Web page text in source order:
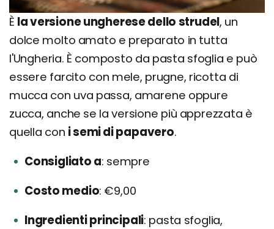
È la versione ungherese dello strudel, un
dolce molto amato e preparato in tutta
l'Ungheria. È composto da pasta sfoglia e può
essere farcito con mele, prugne, ricotta di
mucca con uva passa, amarene oppure
zucca, anche se la versione più apprezzata è
quella con i semi di papavero.
Consigliato a sempre
Costo medio €9,00
Ingredienti principali pasta sfoglia,